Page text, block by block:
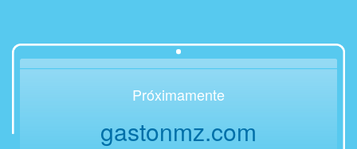
Próximamente
gastonmz.com